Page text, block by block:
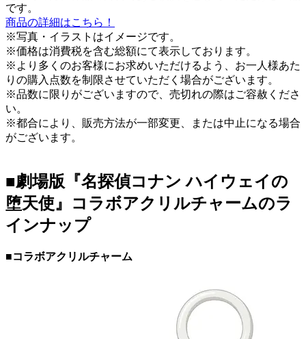
です。
商品の詳細はこちら！
※写真・イラストはイメージです。
※価格は消費税を含む総額にて表示しております。
※より多くのお客様にお求めいただけるよう、お一人様あた
りの購入点数を制限させていただく場合がございます。
※品数に限りがございますので、売切れの際はご容赦くださ
い。
※都合により、販売方法が一部変更、または中止になる場合
がございます。
■劇場版『名探偵コナン ハイウェイの
堕天使』コラボアクリルチャームのラ
インナップ
■コラボアクリルチャーム